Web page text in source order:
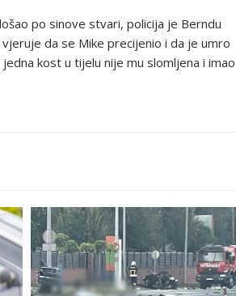
po sinove stvari, policija je Berndu
da se Mike precijenio i da je umro
kost u tijelu nije mu slomljena i imao